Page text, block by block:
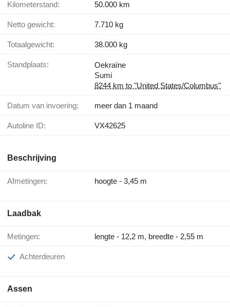
Kilometerstand: 50.000 km
Netto gewicht: 7.710 kg
Totaalgewicht: 38.000 kg
Standplaats:
Oekraïne
Sumi
8244 km to "United States/Columbus"
Datum van invoering: meer dan 1 maand
Autoline ID: VX42625
Beschrijving
Afmetingen: hoogte - 3,45 m
Laadbak
Metingen: lengte - 12,2 m, breedte - 2,55 m
Achterdeuren
Assen